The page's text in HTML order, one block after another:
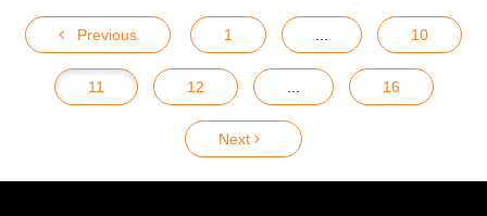
Previous 1 10
11 12 16
Next